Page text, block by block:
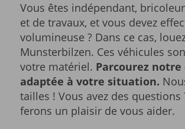
Vous êtes indépendant,
et de travaux, et vous devez
volumineuse ? Dans ce cas,
Munsterbilzen. Ces véhicules
votre matériel. Parcourez
adaptée à votre situation.
tailles ! Vous avez des questions
ferons un plaisir de vous aider.